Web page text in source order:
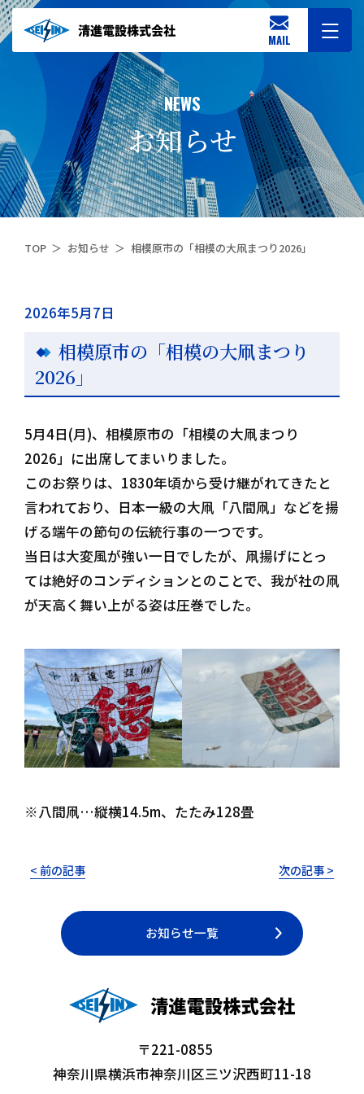
MAIL
NEWS
お知らせ
TOP お知らせ 相模原市の「相模の大凧まつり2026」
2026年5月7日
相模原市の「相模の大凧まつり
2026」
5月4日(月)、相模原市の「相模の大凧まつり
2026」に出席してまいりました。
このお祭りは、1830年頃から受け継がれてきたと
言われており、日本一級の大凧「八間凧」などを揚
げる端午の節句の伝統行事の一つです。
当日は大変風が強い一日でしたが、凧揚げにとっ
ては絶好のコンディションとのことで、我が社の凧
が天高く舞い上がる姿は圧巻でした。
※八間凧…縦横14.5m、たたみ128畳
< 前の記事 次の記事 >
お知らせ一覧
〒221-0855
神奈川県横浜市神奈川区三ツ沢西町11-18